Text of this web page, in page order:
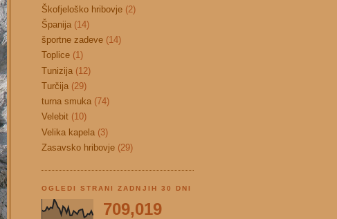
Škofjeloško hribovje (2)
Španija (14)
športne zadeve (14)
Toplice (1)
Tunizija (12)
Turčija (29)
turna smuka (74)
Velebit (10)
Velika kapela (3)
Zasavsko hribovje (29)
OGLEDI STRANI ZADNJIH 30 DNI
709,019